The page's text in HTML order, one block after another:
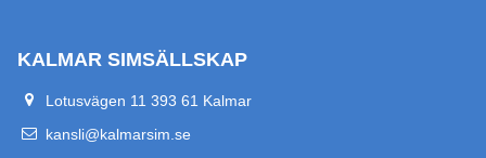
KALMAR SIMSÄLLSKAP
Lotusvägen 11 393 61 Kalmar
kansli@kalmarsim.se